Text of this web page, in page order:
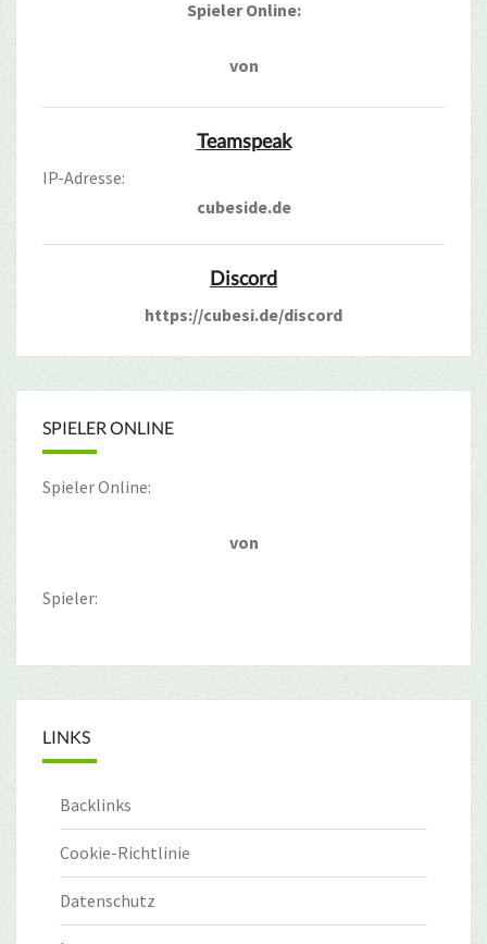
Spieler Online:
von
Teamspeak
IP-Adresse:
cubeside.de
Discord
https://cubesi.de/discord
SPIELER ONLINE
Spieler Online:
von
Spieler:
LINKS
Backlinks
Cookie-Richtlinie
Datenschutz